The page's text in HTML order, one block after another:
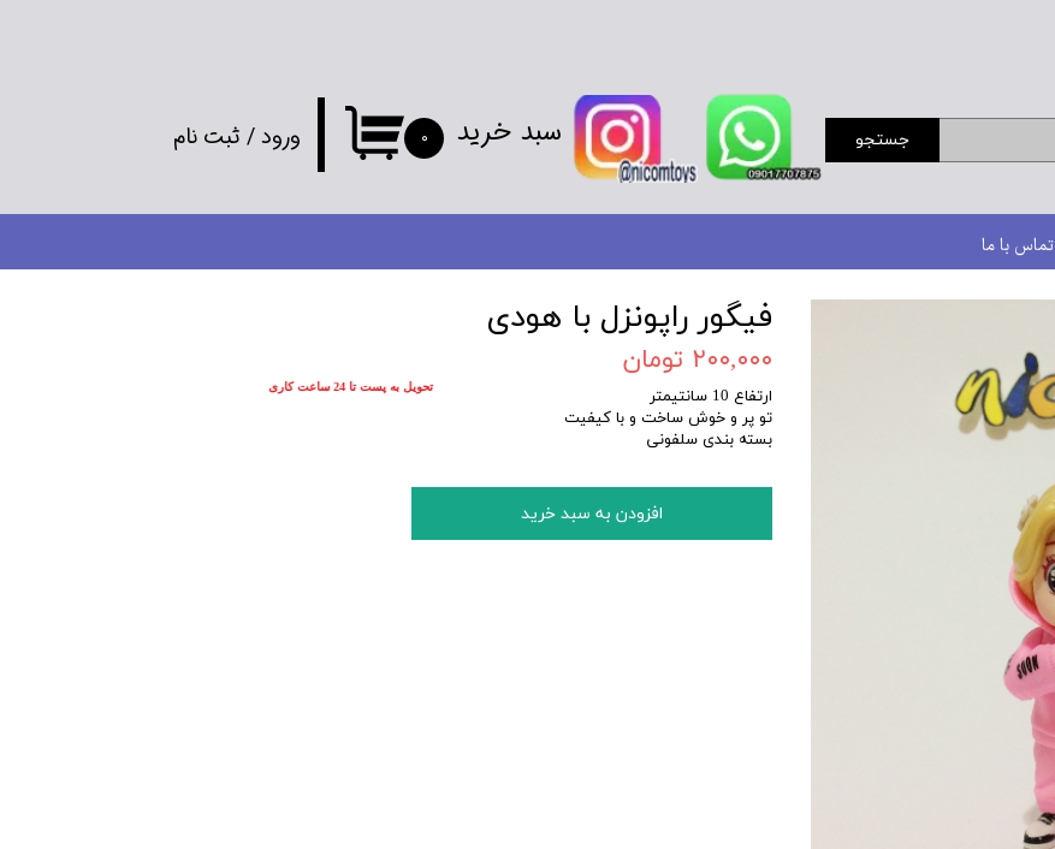
ورود/ ثبت نام جستجو ۰ سبد خرید
تماس با ما
فیگور راپونزل با هودی
۲۰۰,۰۰۰ تومان
ارتفاع 10 سانتیمتر
تو پر و خوش ساخت و با کیفیت
بسته بندی سلفونی
افزودن به سبد خرید
تحویل به پست تا 24 ساعت کاری